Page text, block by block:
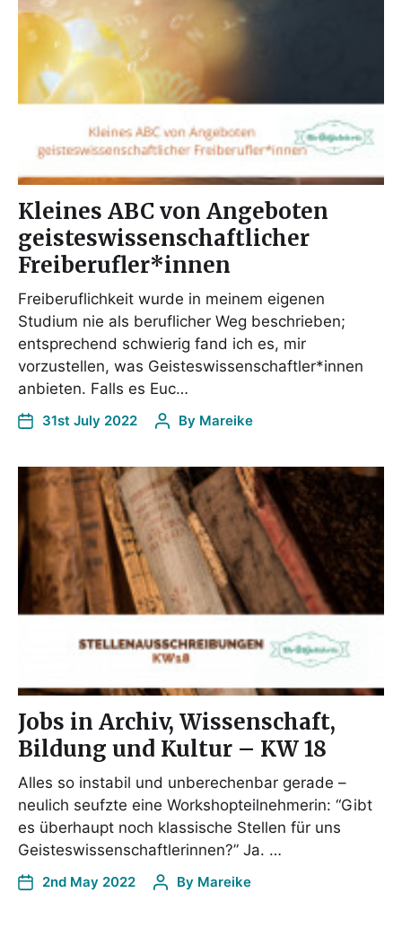
Kleines ABC von Angeboten
geisteswissenschaftlicher
Freiberufler*innen
Freiberuflichkeit wurde in meinem eigenen
Studium nie als beruflicher Weg beschrieben;
entsprechend schwierig fand ich es, mir
vorzustellen, was Geisteswissenschaftler*innen
anbieten. Falls es Euc…
31st July 2022 By Mareike
Jobs in Archiv, Wissenschaft,
Bildung und Kultur – KW 18
Alles so instabil und unberechenbar gerade –
neulich seufzte eine Workshopteilnehmerin: “Gibt
es überhaupt noch klassische Stellen für uns
Geisteswissenschaftlerinnen?” Ja. …
2nd May 2022 By Mareike